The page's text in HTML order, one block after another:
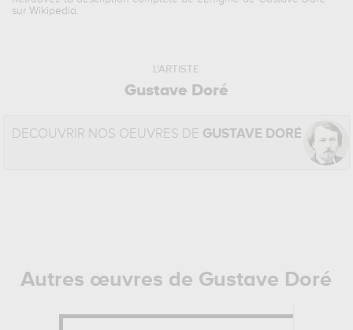
sur Wikipedia.
L'ARTISTE
Gustave Doré
DÉCOUVRIR NOS OEUVRES DE GUSTAVE DORÉ
Autres œuvres de Gustave Doré